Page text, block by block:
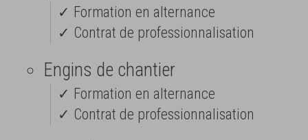
✓ Formation en alternance
✓ Contrat de professionnalisation
Engins de chantier
✓ Formation en alternance
✓ Contrat de professionnalisation